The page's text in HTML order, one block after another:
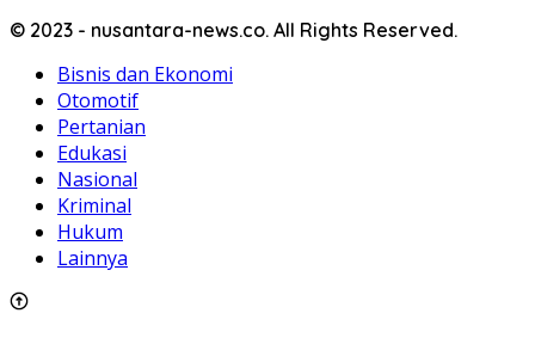
© 2023 - nusantara-news.co. All Rights Reserved.
Bisnis dan Ekonomi
Otomotif
Pertanian
Edukasi
Nasional
Kriminal
Hukum
Lainnya